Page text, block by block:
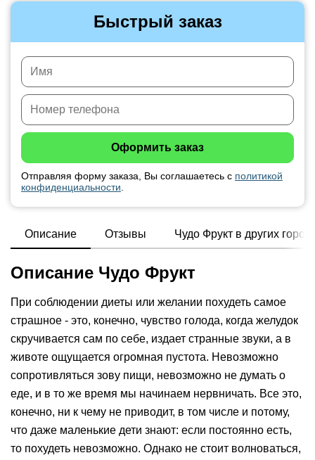
Быстрый заказ
Отправляя форму заказа, Вы соглашаетесь с политикой
конфиденциальности
Описание Отзывы Чудо Фрукт в других
Описание Чудо Фрукт
При соблюдении диеты или желании похудеть самое
страшное - это, конечно, чувство голода, когда желудок
скручивается сам по себе, издает странные звуки, а в
животе ощущается огромная пустота. Невозможно
сопротивляться зову пищи, невозможно не думать о
еде, и в то же время мы начинаем нервничать. Все это,
конечно, ни к чему не приводит, в том числе и потому,
что даже маленькие дети знают: если постоянно есть,
то похудеть невозможно. Однако не стоит волноваться,